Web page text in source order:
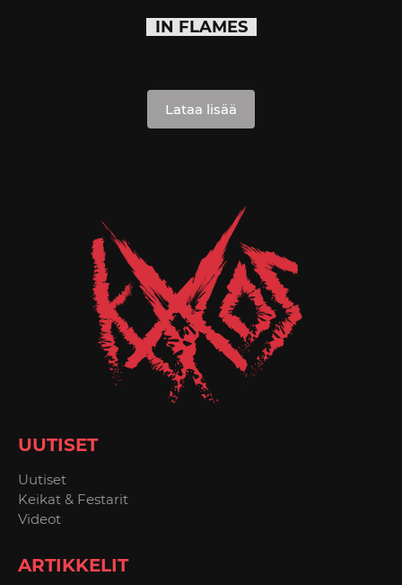
IN FLAMES
Lataa lisää
UUTISET
Uutiset
Keikat & Festarit
Videot
ARTIKKELIT